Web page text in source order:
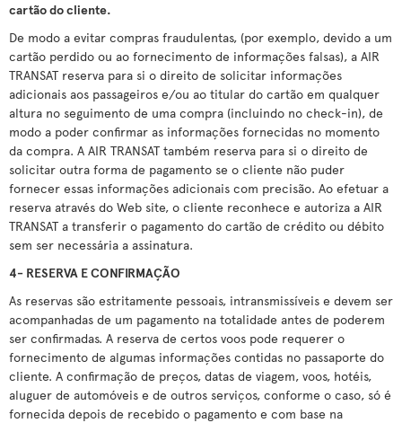
cartão do cliente.
De modo a evitar compras fraudulentas, (por exemplo, devido a um
cartão perdido ou ao fornecimento de informações falsas), a AIR
TRANSAT reserva para si o direito de solicitar informações
adicionais aos passageiros e/ou ao titular do cartão em qualquer
altura no seguimento de uma compra (incluindo no check-in), de
modo a poder confirmar as informações fornecidas no momento
da compra. A AIR TRANSAT também reserva para si o direito de
solicitar outra forma de pagamento se o cliente não puder
fornecer essas informações adicionais com precisão. Ao efetuar a
reserva através do Web site, o cliente reconhece e autoriza a AIR
TRANSAT a transferir o pagamento do cartão de crédito ou débito
sem ser necessária a assinatura.
4- RESERVA E CONFIRMAÇÃO
As reservas são estritamente pessoais, intransmissíveis e devem ser
acompanhadas de um pagamento na totalidade antes de poderem
ser confirmadas. A reserva de certos voos pode requerer o
fornecimento de algumas informações contidas no passaporte do
cliente. A confirmação de preços, datas de viagem, voos, hotéis,
aluguer de automóveis e de outros serviços, conforme o caso, só é
fornecida depois de recebido o pagamento e com base na